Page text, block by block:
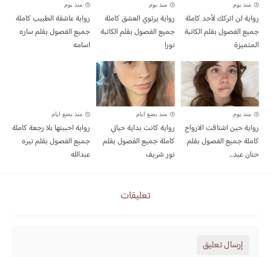
منذ يوم
رواية لن اتركك لأحد كاملة
جميع الفصول بقلم الكاتبة
المتميزة
منذ يوم
رواية يرتوي العشق كاملة
جميع الفصول بقلم الكاتبة
نورا
منذ يوم
رواية عاشقة الطبيب كاملة
جميع الفصول بقلم ساره
اسامه
منذ يوم
رواية حين اشتاقت الارواح
كاملة جميع الفصول بقلم
حنان عبد...
منذ بضع ايام
رواية كانت بداية حياتي
كاملة جميع الفصول بقلم
نور شريف
منذ بضع ايام
رواية احببتها بلا رجعة كاملة
جميع الفصول بقلم نيره
عبدالله
تعليقات
إرسال تعليق